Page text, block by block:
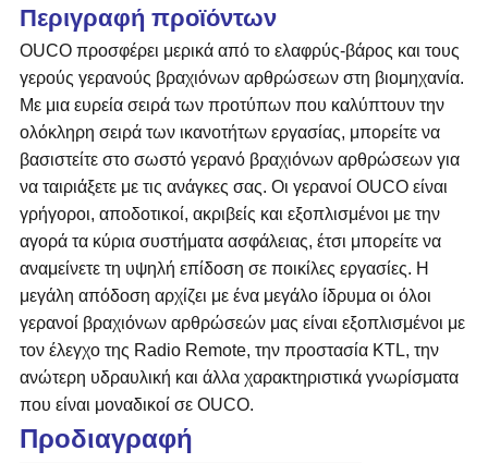
Περιγραφή προϊόντων
OUCO προσφέρει μερικά από το ελαφρύς-βάρος και τους
γερούς γερανούς βραχιόνων αρθρώσεων στη βιομηχανία.
Με μια ευρεία σειρά των προτύπων που καλύπτουν την
ολόκληρη σειρά των ικανοτήτων εργασίας, μπορείτε να
βασιστείτε στο σωστό γερανό βραχιόνων αρθρώσεων για
να ταιριάξετε με τις ανάγκες σας. Οι γερανοί OUCO είναι
γρήγοροι, αποδοτικοί, ακριβείς και εξοπλισμένοι με την
αγορά τα κύρια συστήματα ασφάλειας, έτσι μπορείτε να
αναμείνετε τη υψηλή επίδοση σε ποικίλες εργασίες. Η
μεγάλη απόδοση αρχίζει με ένα μεγάλο ίδρυμα οι όλοι
γερανοί βραχιόνων αρθρώσεών μας είναι εξοπλισμένοι με
τον έλεγχο της Radio Remote, την προστασία KTL, την
ανώτερη υδραυλική και άλλα χαρακτηριστικά γνωρίσματα
που είναι μοναδικοί σε OUCO.
Προδιαγραφή